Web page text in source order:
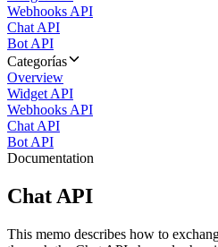
Webhooks API
Chat API
Bot API
Categorías
Overview
Widget API
Webhooks API
Chat API
Bot API
Documentation
Chat API
This memo describes how to